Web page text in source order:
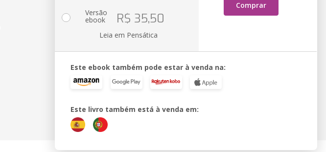
Comprar
Versão
ebook R$ 35,50
Leia em Pensática
Este ebook também pode estar à venda na:
Este livro também está à venda em: